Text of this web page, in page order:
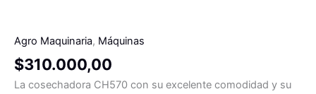
Agro Maquinaria, Máquinas
$310.000,00
La cosechadora CH570 con su excelente comodidad y su